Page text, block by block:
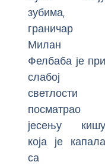
зубима,
граничар
Милан
Фелбаба је при
слабој
светлости
посматрао
јесењу кишу
која је капала
са